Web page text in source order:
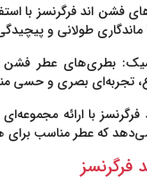
فشن اند فرگرنسز با
ماندگاری طولانی و
: بطری‌های عطر فشن
تجربه‌ای بصری و حسی
با ارائه
که عطر مناسب برای
فرگرنسز